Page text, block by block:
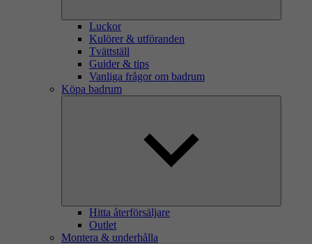
Luckor
Kulörer & utföranden
Tvättställ
Guider & tips
Vanliga frågor om badrum
Köpa badrum
Hitta återförsäljare
Outlet
Montera & underhålla